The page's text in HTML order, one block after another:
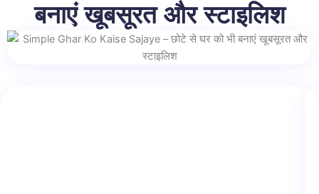
बनाएं खूबसूरत और स्टाइलिश